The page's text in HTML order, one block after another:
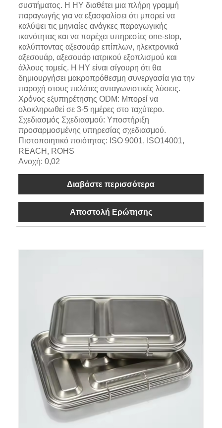
συστήματος. Η HY διαθέτει μια πλήρη γραμμή
παραγωγής για να εξασφαλίσει ότι μπορεί να
καλύψει τις μηνιαίες ανάγκες παραγωγικής
ικανότητας και να παρέχει υπηρεσίες one-stop,
καλύπτοντας αξεσουάρ επίπλων, ηλεκτρονικά
αξεσουάρ, αξεσουάρ ιατρικού εξοπλισμού και
άλλους τομείς. Η HY είναι σίγουρη ότι θα
δημιουργήσει μακροπρόθεσμη συνεργασία για την
παροχή στους πελάτες ανταγωνιστικές λύσεις.
Χρόνος εξυπηρέτησης ODM: Μπορεί να
ολοκληρωθεί σε 3-5 ημέρες στο ταχύτερο.
Σχεδιασμός Σχεδιασμού: Υποστήριξη
προσαρμοσμένης υπηρεσίας σχεδιασμού.
Πιστοποιητικό ποιότητας: ISO 9001, ISO14001,
REACH, ROHS
Ανοχή: 0,02
Διαβάστε περισσότερα
Αποστολή Ερώτησης